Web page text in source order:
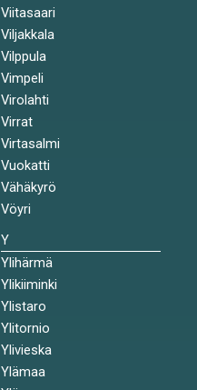
Viitasaari
Viljakkala
Vilppula
Vimpeli
Virolahti
Virrat
Virtasalmi
Vuokatti
Vähäkyrö
Vöyri
Y
Ylihärmä
Ylikiiminki
Ylistaro
Ylitornio
Ylivieska
Ylämaa